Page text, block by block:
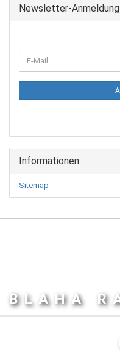
Newsletter-Anmeldung
ZUR
E-
Mail
Informationen
Sitemap
BLAHA